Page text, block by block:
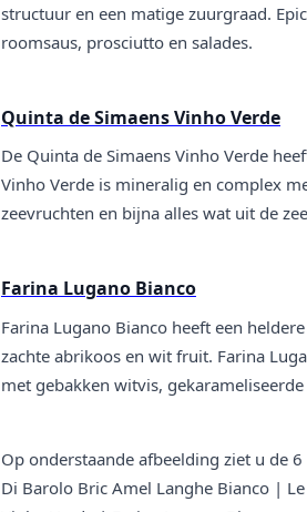
structuur en een matige zuurgraad.
roomsaus, prosciutto en salades.
Quinta de Simaens Vinho Verde
De Quinta de Simaens Vinho Verde
Vinho Verde is mineralig en complex
zeevruchten en bijna alles wat uit de
Farina Lugano Bianco
Farina Lugano Bianco heeft een
zachte abrikoos en wit fruit. Farina
met gebakken witvis,
Op onderstaande afbeelding ziet u de
Di Barolo Bric Amel Langhe Bianco |